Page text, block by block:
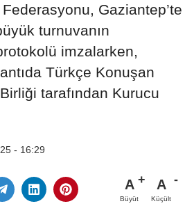
Gaziantep’te
turnuvanın
imzalarken,
Türkçe Konuşan
tarafından Kurucu
- 16:29
A
Büyüt
A
Küçült